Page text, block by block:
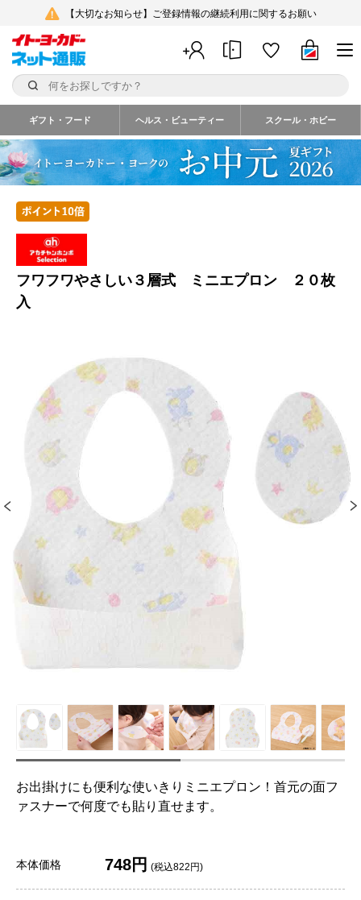
【大切なお知らせ】ご登録情報の継続利用に関するお願い
ギフト・フード ヘルス・ビューティー スクール・ホビー
フワフワやさしい３層式 ミニエプロン ２０枚
入
お出掛けにも便利な使いきりミニエプロン！首元の面フ
ァスナーで何度でも貼り直せます。
本体価格 748円 (税込822円)